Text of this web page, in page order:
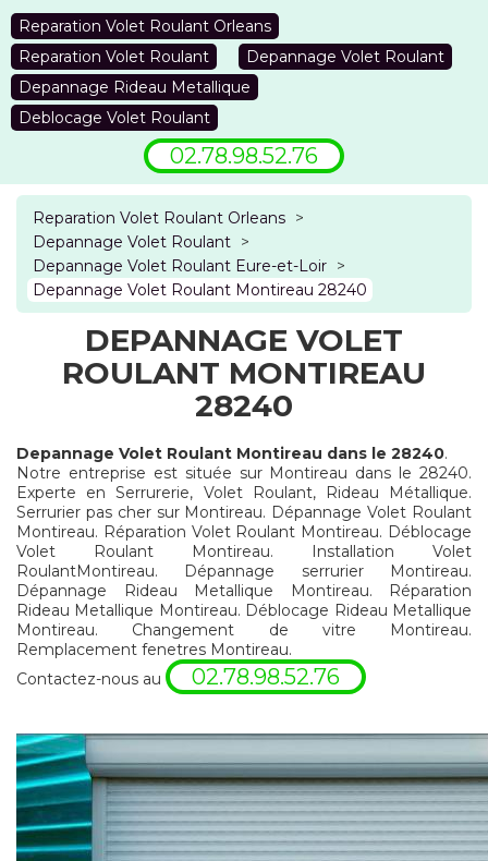
Reparation Volet Roulant Orleans
Reparation Volet Roulant
Depannage Volet Roulant
Depannage Rideau Metallique
Deblocage Volet Roulant
02.78.98.52.76
Reparation Volet Roulant Orleans >
Depannage Volet Roulant >
Depannage Volet Roulant Eure-et-Loir >
Depannage Volet Roulant Montireau 28240
DEPANNAGE VOLET
ROULANT MONTIREAU
28240
Depannage Volet Roulant Montireau dans le 28240.
Notre entreprise est située sur Montireau dans le 28240.
Experte en Serrurerie, Volet Roulant, Rideau Métallique.
Serrurier pas cher sur Montireau. Dépannage Volet Roulant
Montireau. Réparation Volet Roulant Montireau. Déblocage
Volet Roulant Montireau. Installation Volet
RoulantMontireau. Dépannage serrurier Montireau.
Dépannage Rideau Metallique Montireau. Réparation
Rideau Metallique Montireau. Déblocage Rideau Metallique
Montireau. Changement de vitre Montireau.
Remplacement fenetres Montireau.
Contactez-nous au
02.78.98.52.76